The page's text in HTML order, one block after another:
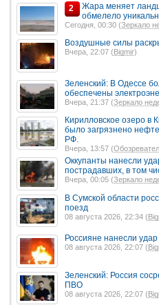
2
Жара меняет
обмелело
Сегодня, 00:30 (Зеркало
Воздушные силы
Вчера, 22:07 (Bigmir)
Зеленский: В Одессе
обеспечены
Вчера, 21:37 (Зеркало
Кирилловское озеро в
было загрязнено
РФ.
Вчера, 13:57 (
Оккупанты нанесли
пострадавших, в том
Вчера, 00:05 (Зеркало
В Сумской области
поезд
08 августа 2026, 22:34 (
Россияне нанесли
08 августа 2026, 22:07 (
Зеленский: Россия
ПВО
08 августа 2026, 22:07 (